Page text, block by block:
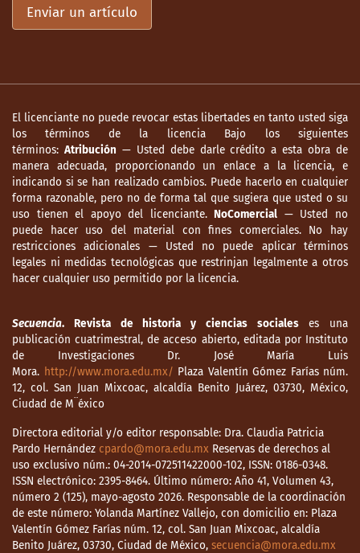
Enviar un artículo
El licenciante no puede revocar estas libertades en tanto usted siga
los términos de la licencia Bajo los siguientes
términos: Atribución — Usted debe darle crédito a esta obra de
manera adecuada, proporcionando un enlace a la licencia, e
indicando si se han realizado cambios. Puede hacerlo en cualquier
forma razonable, pero no de forma tal que sugiera que usted o su
uso tienen el apoyo del licenciante.NoComercial — Usted no
puede hacer uso del material con fines comerciales. No hay
restricciones adicionales — Usted no puede aplicar términos
legales ni medidas tecnológicas que restrinjan legalmente a otros
hacer cualquier uso permitido por la licencia.
Secuencia. Revista de historia y ciencias socialeses una
publicación cuatrimestral, de acceso abierto, editada por Instituto
de Investigaciones Dr. José María Luis
Mora. http://www.mora.edu.mx/ Plaza Valentín Gómez Farías núm.
12, col. San Juan Mixcoac, alcaldía Benito Juárez, 03730, México,
Ciudad de M¨éxico
Directora editorial y/o editor responsable: Dra. Claudia Patricia
Pardo Hernández cpardo@mora.edu.mx Reservas de derechos al
uso exclusivo núm.: 04-2014-072511422000-102, ISSN: 0186-0348.
ISSN electrónico: 2395-8464. Último número: Año 41, Volumen 43,
número 2 (125), mayo-agosto 2026. Responsable de la coordinación
de este número: Yolanda Martínez Vallejo, con domicilio en: Plaza
Valentín Gómez Farías núm. 12, col. San Juan Mixcoac, alcaldía
Benito Juárez, 03730, Ciudad de México, secuencia@mora.edu.mx